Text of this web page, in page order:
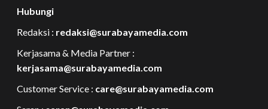
Hubungi
Redaksi : redaksi@surabayamedia.com
Kerjasama & Media Partner :
kerjasama@surabayamedia.com
Customer Service : care@surabayamedia.com